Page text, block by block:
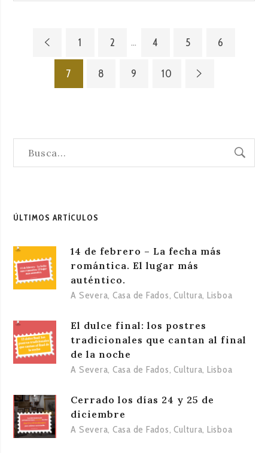
ONOFRIANA,
GENERACIÓN
1 2 … 4 5 6
7 8 9 10
ÚLTIMOS ARTÍCULOS
14 de febrero – La fecha más
romántica. El lugar más
auténtico.
A Severa, Casa de Fados,Cultura, Lisboa
El dulce final: los postres
tradicionales que cantan al final
de la noche
A Severa, Casa de Fados,Cultura, Lisboa
Cerrado los días 24 y 25 de
diciembre
A Severa, Casa de Fados,Cultura, Lisboa